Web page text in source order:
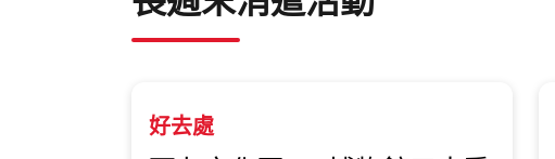
長週末消遣活動
好去處